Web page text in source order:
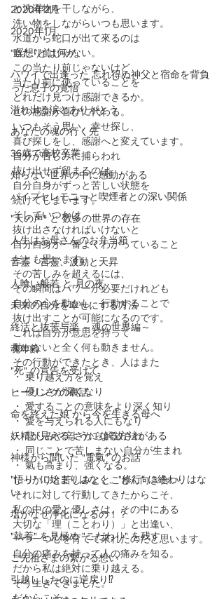
2020年2月
2020年1月
“瞑想”とは何か
ハワイで出逢った 忘れ得ぬ神父と宿命を背負
った息子の覚悟
溢れ出る涙とありがとう
あなたの魂の行く先
36歳で高校卒業
知らない世界の中に感動がある
パイプセレモニーと喫煙者との深い関係
"天の声" と 数多の世界の存在
人生はお母さんのお弁当箱
音靈・言靈、波動と天昇
人喰い般若 と 月の夜
未来の自分を幸せにする方法
終活と抜苦与楽 ～魂の世界編～
魂年齢
"死" の宣告を受けて
ヒーリングの裏話
命を終えた娘 から今を生きる母へ
妖精が見えるようになる方法がある
神様から聞いた "電氣" のお話
"悟り" に始まりはなく、"修行" に終わりはな
い
塩がなぜ浄化になるの！？
"執着" を見極め "こだわり" を残す
ご先祖さまの繋がる想い
引越ししたのに逆戻り⁉️
と洗濯物を干しながら、
洗い物をしながらいつも思います。
水道から蛇口が出て來るのは
当たり前じゃない。
この当たり前じゃないけど
当たり前に使っていることを
どれだけ見つけ感謝できるか。
この感謝が喜びに代わる。
いつもそう思い、幸せ探し、
喜び探しをし、感謝へと変えています。
自分が苦しみに捕らわれ
抜け出せず留まるのは
自分自身がずっと苦しい状態を
続けてしまいます。
そしていつかは
抜け出さなければいけないと
自分自身が一番よくわかっていること
だとも思います。
その苦しみを超えるには、
その瞬間はパワーが必要だけれども
自分の心を動かし、行動することで
抜け出すことが可能になるのです。
これは自分が意思を持って
動かないと全く何も動きません。
その行動ができたとき、人はまた
・ 乗り越え方を覚え
・ 優しさが深くなり
・ 愛することの意味をより深く知り
・ 愛を与えられる人にもなり
・ 悲しみや辛さから解放され
・ 同じことで苦しまない自分が生まれ
・ 氣も高まり、強くなる。
しっかりと苦しみととことん向き合い、
それに対して行動してきたからこそ、
私の中の愛と優しさは、その中にある
大切な「理（ことわり）」と出逢い、
一つ一つ心を育てて來れたのだと思います。
自分の痛みを持って人の痛みを知る。
だから私は絶対に乗り越える。
そう生きてきました。